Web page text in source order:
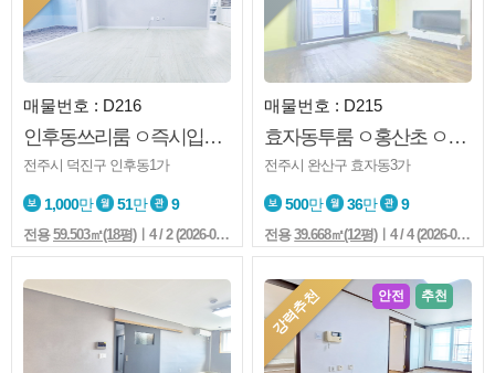
매물번호 : D216
인후동쓰리룸 ㅇ즉시입주 ㅇ엘베 ㅇ깔끔 ㅇ컨디션굿 ㅇ기린초
전주시 덕진구 인후동1가
1,000만 51만 9
전용59.503㎡(18평)ㅣ4 / 2 (2026-08-02 17:42:7)
매물번호 : D215
효자동투룸 ㅇ홍산초 ㅇ남향 ㅇ깔끔 ㅇ채광 ㅇ노고민
전주시 완산구 효자동3가
500만 36만 9
전용39.668㎡(12평)ㅣ4 / 4 (2026-08-02 17:37:7)
강력추천 안전 추천